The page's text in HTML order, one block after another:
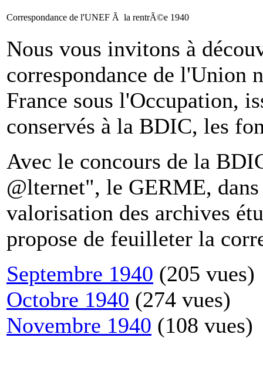
Correspondance de l'UNEF Ã la rentrÃ©e 1940
Nous vous invitons à
correspondance de l'Union
France sous l'Occupation,
conservés à la BDIC, les
Avec le concours de la
@lternet", le GERME,
valorisation des archives
propose de feuilleter la
Septembre 1940 (205 vues)
Octobre 1940 (274 vues)
Novembre 1940 (108 vues)